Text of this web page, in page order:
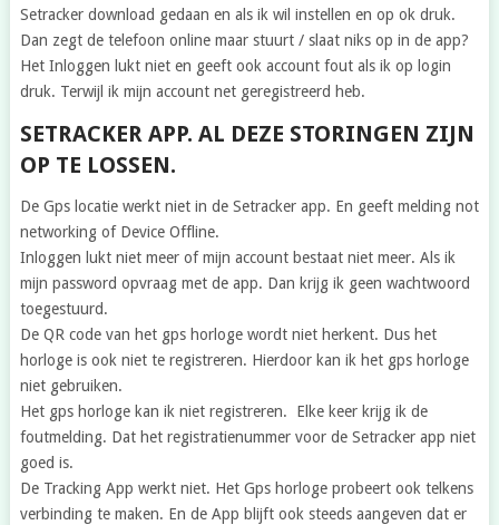
Setracker download gedaan en als ik wil instellen en op ok druk.
Dan zegt de telefoon online maar stuurt / slaat niks op in de app?
Het Inloggen lukt niet en geeft ook account fout als ik op login
druk. Terwijl ik mijn account net geregistreerd heb.
SETRACKER APP. AL DEZE STORINGEN ZIJN
OP TE LOSSEN.
De Gps locatie werkt niet in de Setracker app. En geeft melding not
networking of Device Offline.
Inloggen lukt niet meer of mijn account bestaat niet meer. Als ik
mijn password opvraag met de app. Dan krijg ik geen wachtwoord
toegestuurd.
De QR code van het gps horloge wordt niet herkent. Dus het
horloge is ook niet te registreren. Hierdoor kan ik het gps horloge
niet gebruiken.
Het gps horloge kan ik niet registreren. Elke keer krijg ik de
foutmelding. Dat het registratienummer voor de Setracker app niet
goed is.
De Tracking App werkt niet. Het Gps horloge probeert ook telkens
verbinding te maken. En de App blijft ook steeds aangeven dat er